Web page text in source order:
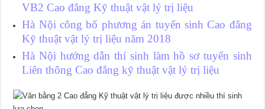
VB2 Cao đẳng Kỹ thuật vật lý trị liệu
Hà Nội công bố phương án tuyển sinh Cao đẳng
Kỹ thuật vật lý trị liệu năm 2018
Hà Nội hướng dẫn thí sinh làm hồ sơ tuyển sinh
Liên thông Cao đẳng kỹ thuật vật lý trị liệu